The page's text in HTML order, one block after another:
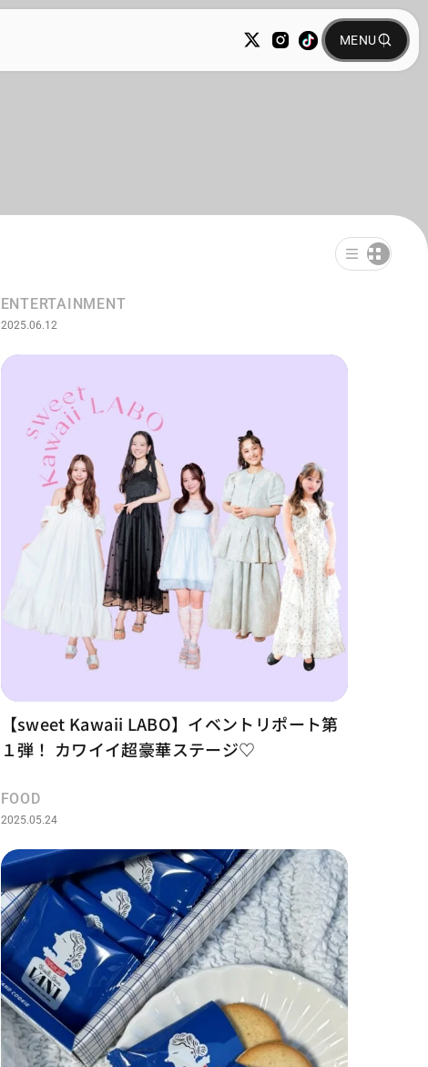
ENTERTAINMENT
2025.06.12
【sweet Kawaii LABO】イベントリポート第
１弾！ カワイイ超豪華ステージ♡
FOOD
2025.05.24